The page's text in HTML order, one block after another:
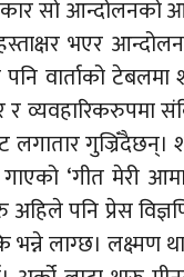
सो
भएर
वार्ताको
व्यवहारिकरुपमा
लगातार
‘गीत मेरी
पनि प्रेस
भन्ने लाग्छ।